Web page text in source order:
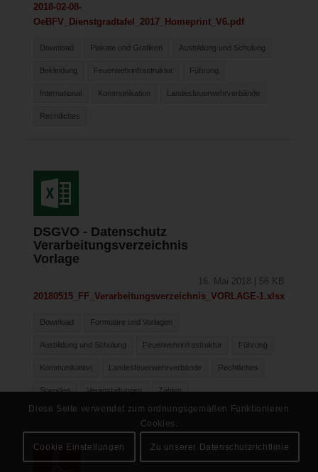
2018-02-08-
OeBFV_Dienstgradtafel_2017_Homeprint_V6.pdf
Download Plakate und Grafiken Ausbildung und Schulung
Bekleidung Feuerwehrinfrastruktur Führung
International Kommunikation Landesfeuerwehrverbände
Rechtliches
DSGVO - Datenschutz
Verarbeitungsverzeichnis
Vorlage
16. Mai 2018 | 56 KB
20180515_FF_Verarbeitungsverzeichnis_VORLAGE-1.xlsx
Download Formulare und Vorlagen
Ausbildung und Schulung Feuerwehrinfrastruktur Führung
Kommunikation Landesfeuerwehrverbände Rechtliches
Spenden Veranstaltungen Zahlen
Diese Seite verwendet zum ordnungsgemäßen Funktionieren
Cookies.
Cookie Einstellungen Zu unserer Datenschutzrichtlinie